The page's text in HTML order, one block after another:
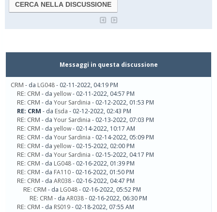
Messaggi in questa discussione
CRM - da LG048- 02-11-2022, 04:19 PM
RE: CRM - da yellow- 02-11-2022, 04:57 PM
RE: CRM - da Your Sardinia - 02-12-2022, 01:53 PM
RE: CRM - da Esda - 02-12-2022, 02:43 PM
RE: CRM - da Your Sardinia - 02-13-2022, 07:03 PM
RE: CRM - da yellow- 02-14-2022, 10:17 AM
RE: CRM - da Your Sardinia - 02-14-2022, 05:09 PM
RE: CRM - da yellow- 02-15-2022, 02:00 PM
RE: CRM - da Your Sardinia - 02-15-2022, 04:17 PM
RE: CRM - da LG048- 02-16-2022, 01:39 PM
RE: CRM - da FA110- 02-16-2022, 01:50 PM
RE: CRM - da AR038- 02-16-2022, 04:47 PM
RE: CRM - da LG048- 02-16-2022, 05:52 PM
RE: CRM - da AR038- 02-16-2022, 06:30 PM
RE: CRM - da RS019- 02-18-2022, 07:55 AM